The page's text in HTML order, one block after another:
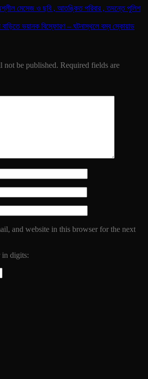
মেসেজ ও ছবি , আতঙ্কিত পরিবার , তদন্তে পুলিশ
বাড়িতে ভয়ানক বিস্ফোরণ – ঘটনাস্থলে বম্ব স্কোয়াড
not be published. Required fields are
and website in this browser for the next
in digits: